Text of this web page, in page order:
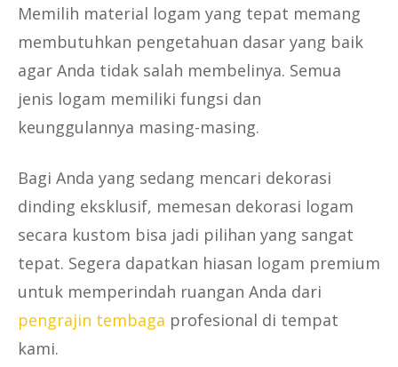
Memilih material logam yang tepat memang
membutuhkan pengetahuan dasar yang baik
agar Anda tidak salah membelinya. Semua
jenis logam memiliki fungsi dan
keunggulannya masing-masing.
Bagi Anda yang sedang mencari dekorasi
dinding eksklusif, memesan dekorasi logam
secara kustom bisa jadi pilihan yang sangat
tepat. Segera dapatkan hiasan logam premium
untuk memperindah ruangan Anda dari
pengrajin tembaga profesional di tempat
kami.